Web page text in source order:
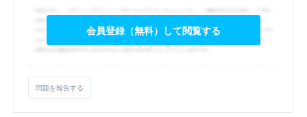
会員登録（無料）して閲覧する
問題を報告する